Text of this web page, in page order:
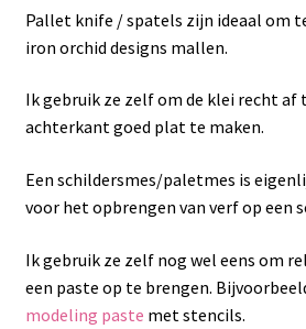
Pallet knife / spatels zijn ideaal om
iron orchid designs mallen.
Ik gebruik ze zelf om de klei recht af
achterkant goed plat te maken.
Een schildersmes/paletmes is
voor het opbrengen van verf op een
Ik gebruik ze zelf nog wel eens om
een paste op te brengen.
modeling paste met stencils.